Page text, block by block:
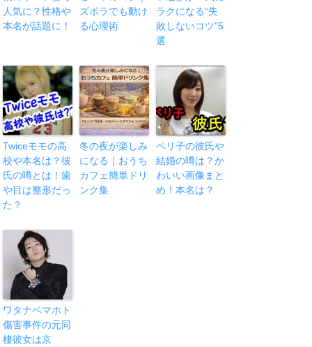
人気に？性格や
本名が話題に！
ズボラでも動け
る心理術
ラクになる“失
敗しないコツ”5
選
Twiceモモの高
校や本名は？彼
氏の噂とは！歯
や目は整形だっ
た？
冬の夜が楽しみ
になる｜おうち
カフェ簡単ドリ
ンク集
ペリ子の彼氏や
結婚の噂は？か
わいい画像まと
め！本名は？
ワタナベマホト
傷害事件の元同
棲彼女は京